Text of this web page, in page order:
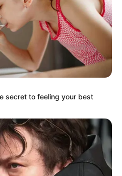
secret to feeling your best